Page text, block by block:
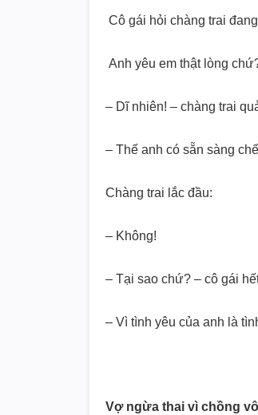
Cô gái hỏi chàng trai
Anh yêu em thật lòng
– Dĩ nhiên! – chàng trai
– Thế anh có sẵn sàng
Chàng trai lắc đầu:
– Không!
– Tại sao chứ? – cô gái
– Vì tình yêu của anh là
Vợ ngừa thai vì chồng